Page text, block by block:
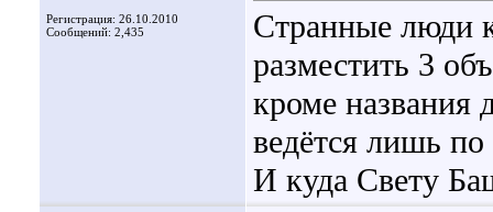
Регистрация: 26.10.2010
Сообщений: 2,435
Странные люди
разместить 3
кроме названия
ведётся лишь
И куда Свету